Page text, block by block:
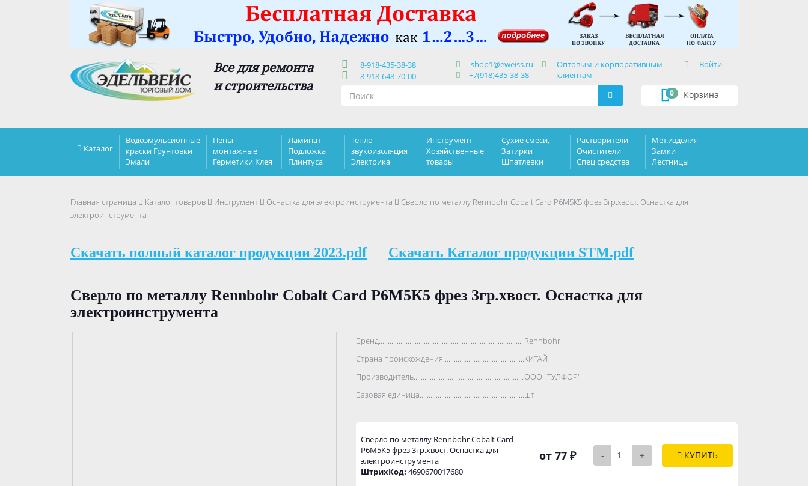
Все для ремонта
и строительства
8-918-435-38-38
8-918-648-70-00
shop1@eweiss.ru
+7(918)435-38-38
Оптовым и корпоративным
клиентам
Войти
Корзина
0
Каталог
Водоэмульсионные
краски Грунтовки
Эмали
Пены
монтажные
Герметики Клея
Ламинат
Подложка
Плинтуса
Тепло-
звукоизоляция
Электрика
Инструмент
Хозяйственные
товары
Сухие смеси,
Затирки
Шпатлевки
Растворители
Очистители
Спец средства
Мет.изделия
Замки
Лестницы
Главная страница Каталог товаров Инструмент Оснастка для электроинструмента
Сверло по металлу Rennbohr Cobalt Card Р6М5К5 фрез 3гр.хвост. Оснастка для
электроинструмента
Скачать полный каталог продукции 2023.pdf Скачать Каталог продукции STM.pdf
Сверло по металлу Rennbohr Cobalt Card Р6М5К5 фрез 3гр.хвост. Оснастка для
электроинструмента
Бренд..................................................................................Rennbohr
Страна происхождения..................................................................................
КИТАЙ
Производитель..................................................................................
ООО "ТУЛФОР"
Базовая единица..................................................................................
шт
Сверло по металлу Rennbohr Cobalt Card
Р6М5К5 фрез 3гр.хвост. Оснастка для
электроинструмента
ШтрихКод: 4690670017680
от 77 ₽ - + КУПИТЬ